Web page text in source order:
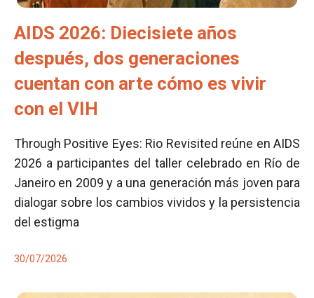
AIDS 2026: Diecisiete años
después, dos generaciones
cuentan con arte cómo es vivir
con el VIH
Through Positive Eyes: Rio Revisited reúne en AIDS
2026 a participantes del taller celebrado en Río de
Janeiro en 2009 y a una generación más joven para
dialogar sobre los cambios vividos y la persistencia
del estigma
30/07/2026